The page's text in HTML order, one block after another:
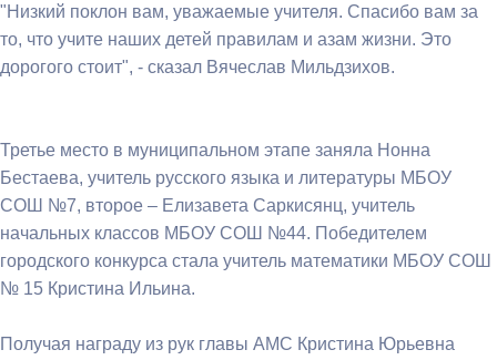
"Низкий поклон вам, уважаемые учителя. Спасибо вам за
то, что учите наших детей правилам и азам жизни. Это
дорогого стоит", - сказал Вячеслав Мильдзихов.
Третье место в муниципальном этапе заняла Нонна
Бестаева, учитель русского языка и литературы МБОУ
СОШ №7, второе – Елизавета Саркисянц, учитель
начальных классов МБОУ СОШ №44. Победителем
городского конкурса стала учитель математики МБОУ СОШ
№ 15 Кристина Ильина.
Получая награду из рук главы АМС Кристина Юрьевна